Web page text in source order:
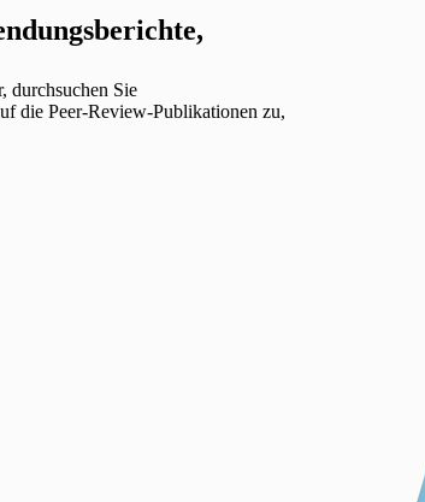
durchsuchen Sie
die Peer-Review-Publikationen zu,